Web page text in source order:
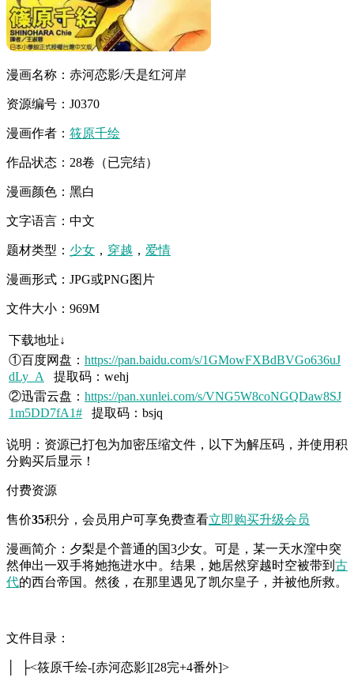
漫画名称：赤河恋影/天是红河岸
资源编号：J0370
漫画作者： 筱原千绘
作品状态：28卷（已完结）
漫画颜色：黑白
文字语言：中文
题材类型： 少女 ， 穿越 ， 爱情
漫画形式：JPG或PNG图片
文件大小：969M
下载地址↓
①百度网盘： https://pan.baidu.com/s/1GMowFXBdBVGo636uJ
dLy_A
提取码：wehj
②迅雷云盘： https://pan.xunlei.com/s/VNG5W8coNGQDaw8SJ
1m5DD7fA1# 提取码：bsjq
说明：资源已打包为加密压缩文件，以下为解压码，并使用积
分购买后显示！
付费资源
售价35积分 ，会员用户可享免费查看立即购买升级会员
漫画简介：夕梨是个普通的国3少女。可是，某一天水漥中突
然伸出一双手将她拖进水中。结果，她居然穿越时空被带到 古
代的西台帝国。然後，在那里遇见了凯尔皇子，并被他所救。
文件目录：
│ ├<筱原千绘-[赤河恋影][28完+4番外]>